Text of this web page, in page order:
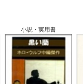
小説・実用書